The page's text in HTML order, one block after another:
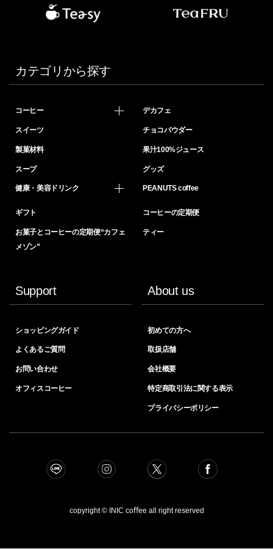
カテゴリから探す
コーヒー デカフェ
スイーツ チョコパウダー
製菓材料 果汁100%ジュース
スープ グッズ
健康・美容ドリンク PEANUTS coffee
ギフト コーヒーの定期便
お菓子とコーヒーの定期便“カフェ
メゾン”
ティー
Support
ショッピングガイド
よくあるご質問
お問い合わせ
オフィスコーヒー
About us
初めての方へ
取扱店舗
会社概要
特定商取引法に関する表示
プライバシーポリシー
copyright © INIC coﬀee all right reserved